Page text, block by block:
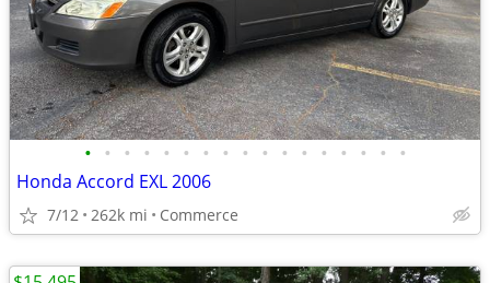
• • • • • • • • • • • • • • • • •
Honda Accord EXL 2006
7/12 262k mi Commerce